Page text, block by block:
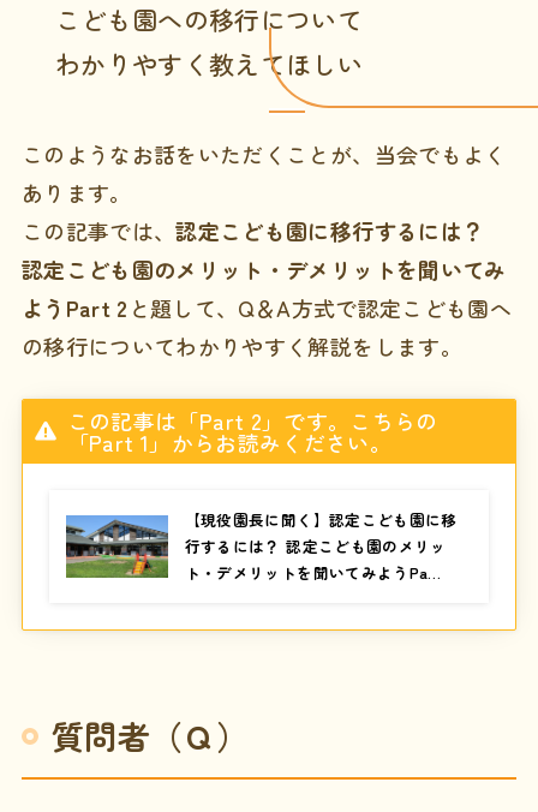
こども園への移行について
わかりやすく教えてほしい
このようなお話をいただくことが、当会でもよく
あります。
この記事では、認定こども園に移行するには？
認定こども園のメリット・デメリットを聞いてみ
ようPart 2 と題して、Q＆A方式で認定こども園へ
の移行についてわかりやすく解説をします。
この記事は「Part 2」です。こちらの
「Part 1」からお読みください。
【現役園長に聞く】認定こども園に移
行するには？ 認定こども園のメリッ
ト・デメリットを聞いてみようPa…
質問者（Ｑ）